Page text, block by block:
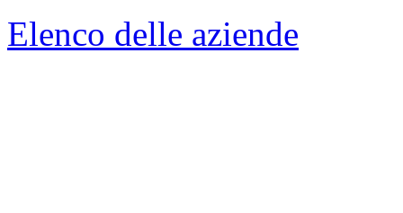
Elenco delle aziende